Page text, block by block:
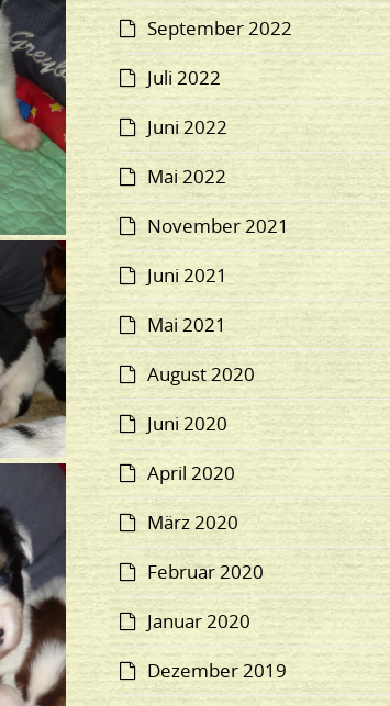
September 2022
Juli 2022
Juni 2022
Mai 2022
November 2021
Juni 2021
Mai 2021
August 2020
Juni 2020
April 2020
März 2020
Februar 2020
Januar 2020
Dezember 2019